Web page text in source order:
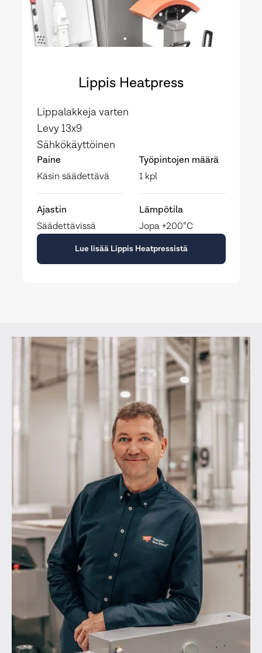
Lippis Heatpress
Lippalakkeja varten
Levy 13x9
Sähkökäyttöinen
Paine
Käsin säädettävä
Työpintojen määrä
1 kpl
Ajastin
Säädettävissä
Lämpötila
Jopa +200°C
Lue lisää Lippis Heatpressistä